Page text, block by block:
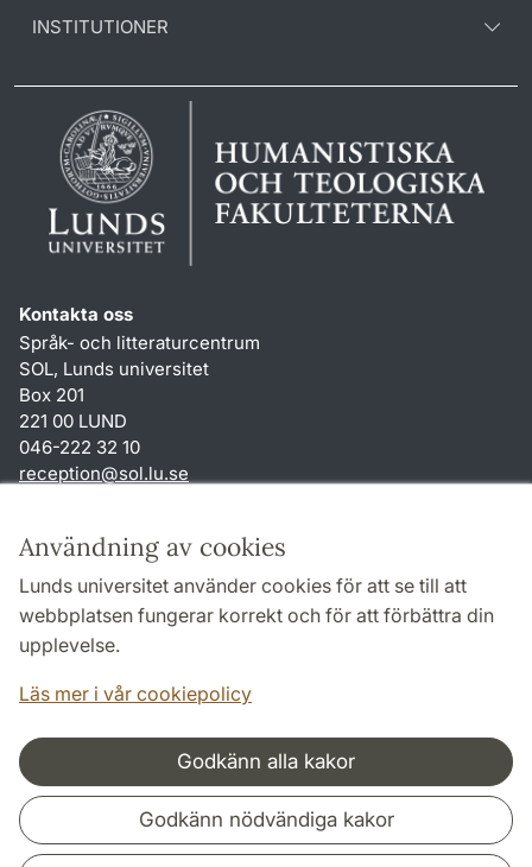
Användning av cookies
Lunds universitet använder cookies för att se till att
webbplatsen fungerar korrekt och för att förbättra din
upplevelse.
Läs mer i vår cookiepolicy
Godkänn alla kakor
Godkänn nödvändiga kakor
INSTITUTIONER
Kontakta oss
Språk- och litteraturcentrum
SOL, Lunds universitet
Box 201
221 00 LUND
046-222 32 10
reception@sol.lu.se
Genvägar
Om webbplatsen och cookies
Behandling av personuppgifter
Tillgänglighetsredogörelse
Samarbeten och nätverk